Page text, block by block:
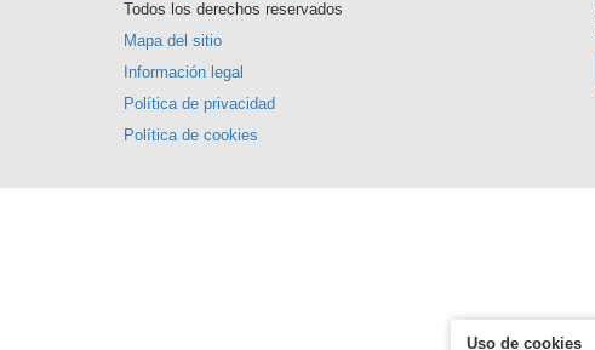
Todos los derechos reservados
Mapa del sitio
Información legal
Política de privacidad
Política de cookies
Uso de cookies